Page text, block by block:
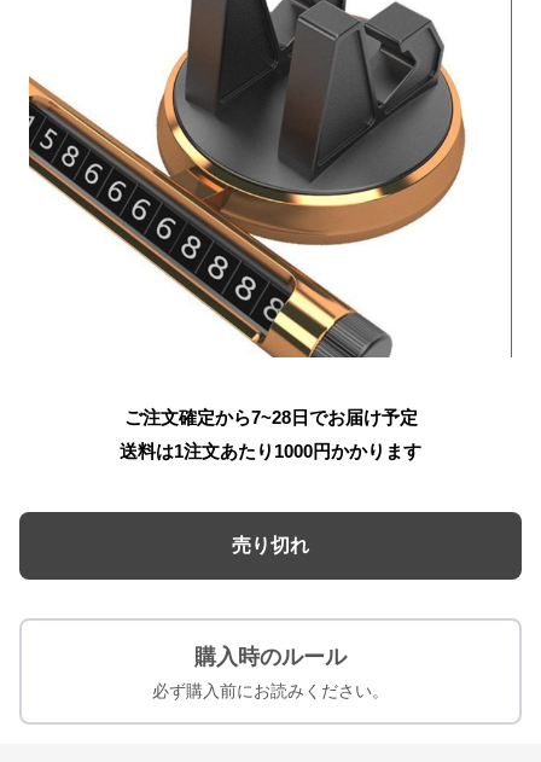
ご注文確定から7~28日でお届け予定
送料は1注文あたり 1000円かかります
売り切れ
購入時のルール
必ず購入前にお読みください。